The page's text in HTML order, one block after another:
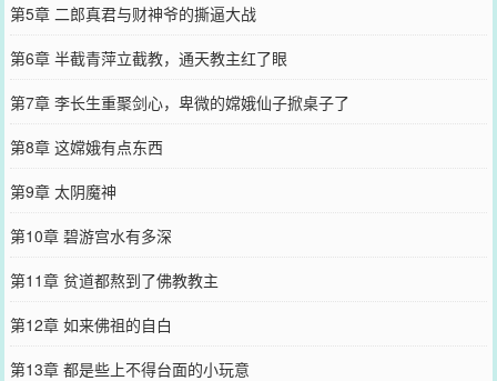
第5章 二郎真君与财神爷的撕逼大战
第6章 半截青萍立截教，通天教主红了眼
第7章 李长生重聚剑心，卑微的嫦娥仙子掀桌子了
第8章 这嫦娥有点东西
第9章 太阴魔神
第10章 碧游宫水有多深
第11章 贫道都熬到了佛教教主
第12章 如来佛祖的自白
第13章 都是些上不得台面的小玩意